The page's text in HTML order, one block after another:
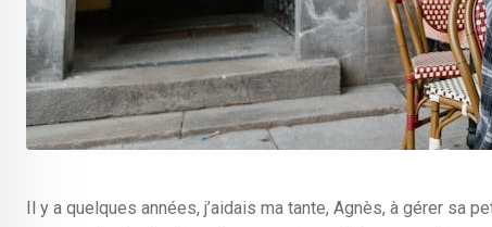
Il y a quelques années, j’aidais ma tante, Agnès, à gérer sa